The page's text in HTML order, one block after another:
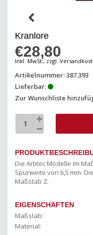
Kranlore
€28,80
Inkl. MwSt., zzgl.
Artikelnummer: 387.393
Lieferbar:
Zur Wunschliste
Die Artitec Modelle im
Spurweite von 6,5 mm.
Maßstab Z.
EIGENSCHAFTEN
Maßstab:
Material: